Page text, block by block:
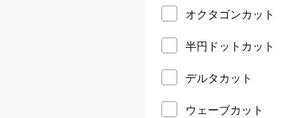
オクタゴンカット
半円ドットカット
デルタカット
ウェーブカット